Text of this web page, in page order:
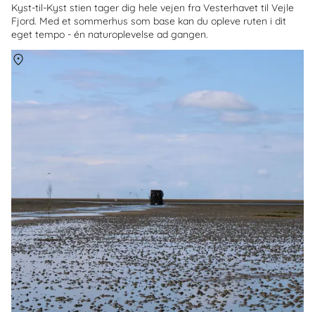
Kyst-til-Kyst stien tager dig hele vejen fra Vesterhavet til Vejle
Fjord. Med et sommerhus som base kan du opleve ruten i dit
eget tempo - én naturoplevelse ad gangen.